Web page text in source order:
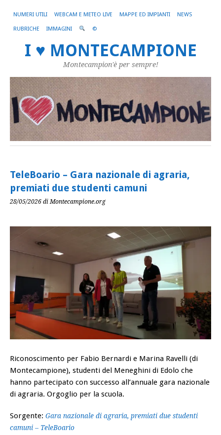
NUMERI UTILI WEBCAM E METEO LIVE MAPPE ED IMPIANTI NEWS
RUBRICHE IMMAGINI ©
I ♥ MONTECAMPIONE
Montecampion'è per sempre!
TeleBoario – Gara nazionale di agraria,
premiati due studenti camuni
28/05/2026 di Montecampione.org
Riconoscimento per Fabio Bernardi e Marina Ravelli (di
Montecampione), studenti del Meneghini di Edolo che
hanno partecipato con successo all’annuale gara nazionale
di agraria. Orgoglio per la scuola.
Sorgente: Gara nazionale di agraria, premiati due studenti
camuni – TeleBoario